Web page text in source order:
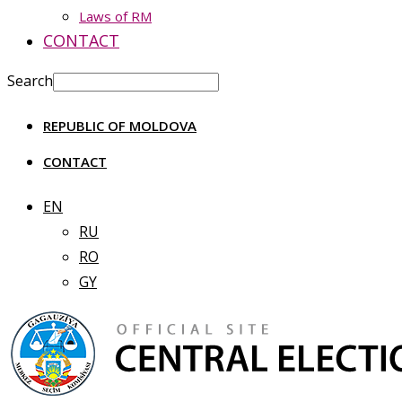
Laws of RM
CONTACT
Search
REPUBLIC OF MOLDOVA
CONTACT
EN
RU
RO
GY